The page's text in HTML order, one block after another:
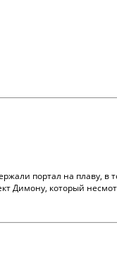
портал на плаву,
Димону, который